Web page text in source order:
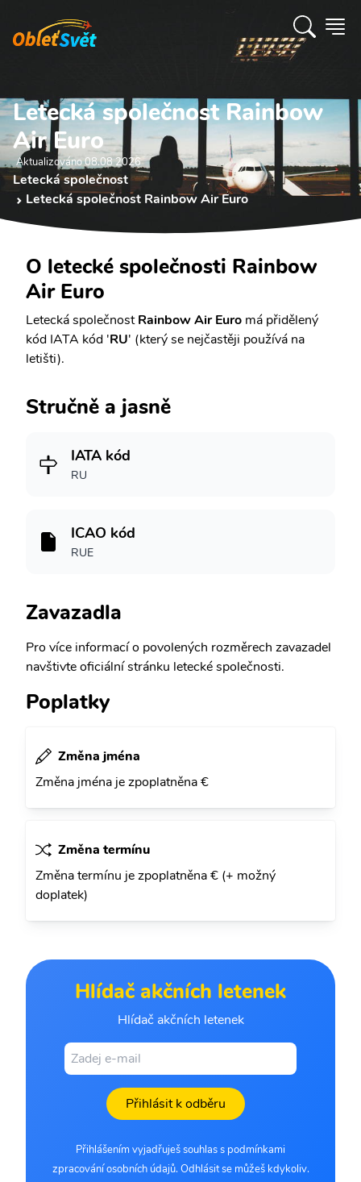
Letecká společnost Rainbow
Air Euro
Aktualizováno 08.08 2026
Letecká společnost
Letecká společnost Rainbow Air Euro
O letecké společnosti Rainbow
Air Euro
Letecká společnostRainbow Air Euro má přidělený
kód IATA kód 'RU' (který se nejčastěji používá na
letišti).
Stručně a jasně
IATA kód
RU
ICAO kód
RUE
Zavazadla
Pro více informací o povolených rozměrech zavazadel
navštivte oficiální stránku letecké společnosti.
Poplatky
Změna jména
Změna jména je zpoplatněna €
Změna termínu
Změna termínu je zpoplatněna € (+ možný
doplatek)
Hlídač akčních letenek
Hlídač akčních letenek
Přihlásit k odběru
Přihlášením vyjadřuješ souhlas s podmínkami
zpracování osobních údajů. Odhlásit se můžeš kdykoliv.